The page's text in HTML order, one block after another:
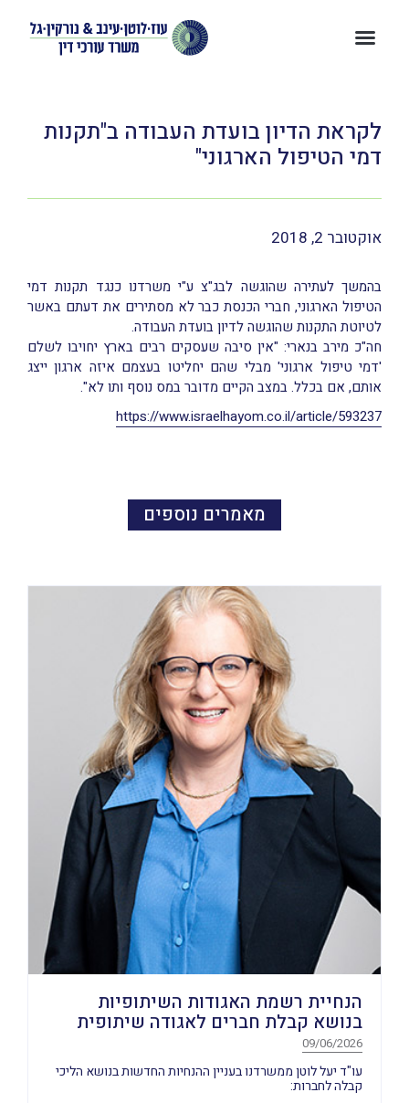
לקראת הדיון בועדת העבודה ב"תקנות
דמי הטיפול הארגוני"
אוקטובר 2, 2018
בהמשך לעתירה שהוגשה לבג"צ ע"י משרדנו כנגד תקנות דמי
הטיפול הארגוני, חברי הכנסת כבר לא מסתירים את דעתם באשר
לטיוטת התקנות שהוגשה לדיון בועדת העבודה.
חה"כ מירב בנארי: "אין סיבה שעסקים רבים בארץ יחויבו לשלם
'דמי טיפול ארגוני' מבלי שהם יחליטו בעצמם איזה ארגון ייצג
אותם, אם בכלל. במצב הקיים מדובר במס נוסף ותו לא".
https://www.israelhayom.co.il/article/593237
מאמרים נוספים
הנחיית רשמת האגודות השיתופיות
בנושא קבלת חברים לאגודה שיתופית
09/06/2026
עו"ד יעל לוטן ממשרדנו בעניין ההנחיות החדשות בנושא הליכי
קבלה לחברות: